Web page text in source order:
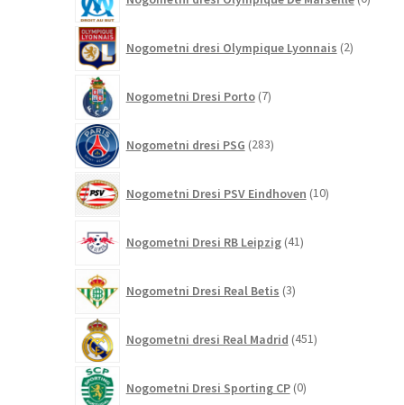
Nogometni dresi Olympique Lyonnais 2izdelka
Nogometni Dresi Porto 7izdelkov
Nogometni dresi PSG 283izdelkov
Nogometni Dresi PSV Eindhoven 10izdelkov
Nogometni Dresi RB Leipzig 41izdelkov
Nogometni Dresi Real Betis 3izdelki
Nogometni dresi Real Madrid 451izdelkov
Nogometni Dresi Sporting CP 0izdelkov